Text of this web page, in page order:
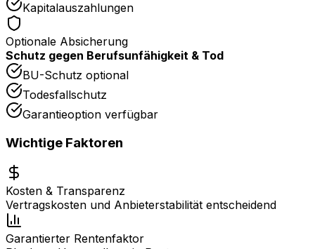
Kapitalauszahlungen
Optionale Absicherung
Schutz gegen Berufsunfähigkeit & Tod
BU-Schutz optional
Todesfallschutz
Garantieoption verfügbar
Wichtige Faktoren
Kosten & Transparenz
Vertragskosten und Anbieterstabilität entscheidend
Garantierter Rentenfaktor